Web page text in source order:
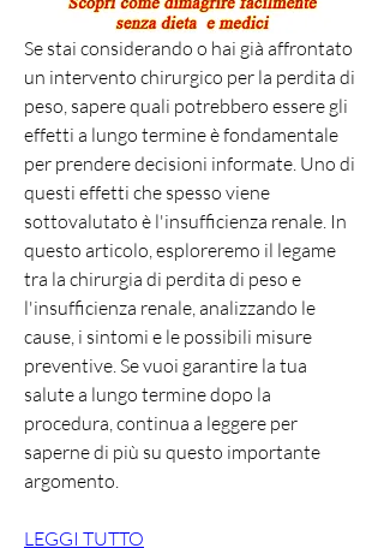
Se stai considerando o hai già affrontato
un intervento chirurgico per la perdita di
peso, sapere quali potrebbero essere gli
effetti a lungo termine è fondamentale
per prendere decisioni informate. Uno di
questi effetti che spesso viene
sottovalutato è l'insufficienza renale. In
questo articolo, esploreremo il legame
tra la chirurgia di perdita di peso e
l'insufficienza renale, analizzando le
cause, i sintomi e le possibili misure
preventive. Se vuoi garantire la tua
salute a lungo termine dopo la
procedura, continua a leggere per
saperne di più su questo importante
argomento.
LEGGI TUTTO